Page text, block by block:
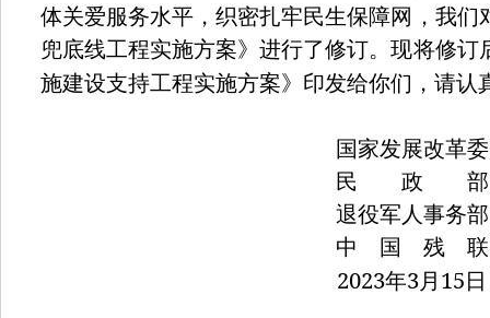
体关爱服务水平，织密扎牢民生保障网，我们
兜底线工程实施方案》进行了修订。现将修订
施建设支持工程实施方案》印发给你们，请认
国家发展改革委
民 政 部
退役军人事务部
中 国 残 联
2023年3月15日